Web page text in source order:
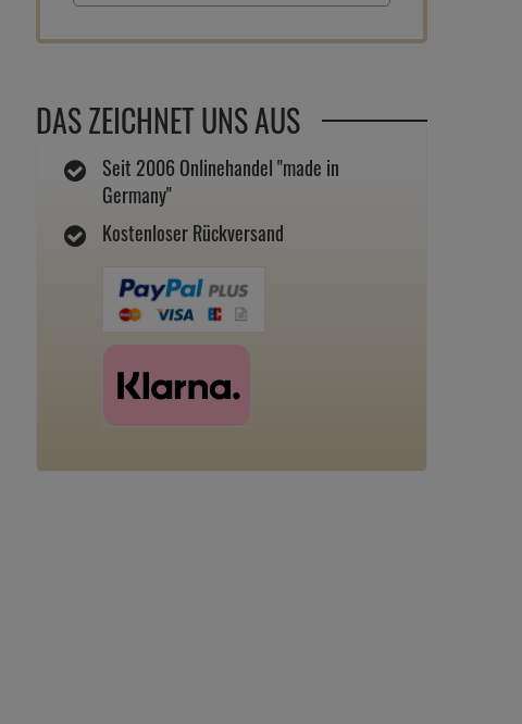
DAS ZEICHNET UNS AUS
Seit 2006 Onlinehandel "made in
Germany"
Kostenloser Rückversand